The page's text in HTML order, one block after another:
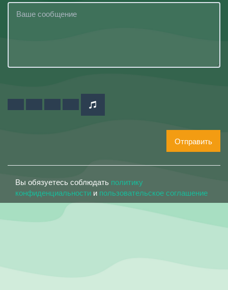
Отправить
Вы обязуетесь соблюдать политику
конфиденциальности и пользовательское соглашение